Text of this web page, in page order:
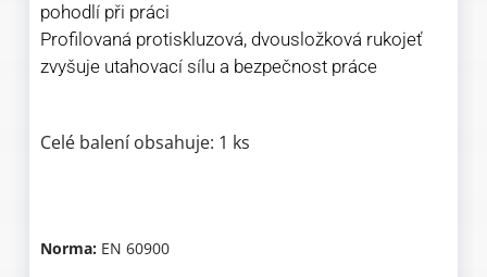
pohodlí při práci
Profilovaná protiskluzová, dvousložková rukojeť
zvyšuje utahovací sílu a bezpečnost práce
Celé balení obsahuje: 1 ks
Norma: EN 60900